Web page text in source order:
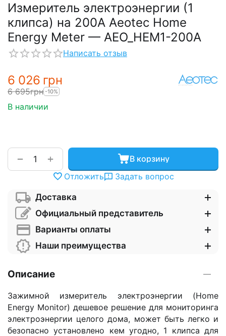
Измеритель электроэнергии (1
клипса) на 200А Aeotec Home
Energy Meter — AEO_HEM1-200A
Написать отзыв
6 026 грн
6 695грн -10%
В наличии
+
−
В корзину
Отложить
Задать вопрос
Доставка
Официальный представитель
Варианты оплаты
Наши преимущества
Описание
Зажимной измеритель электроэнергии (Home
Energy Monitor) дешевое решение для мониторинга
электроэнергии целого дома, может быть легко и
безопасно установлено кем угодно, 1 клипса для